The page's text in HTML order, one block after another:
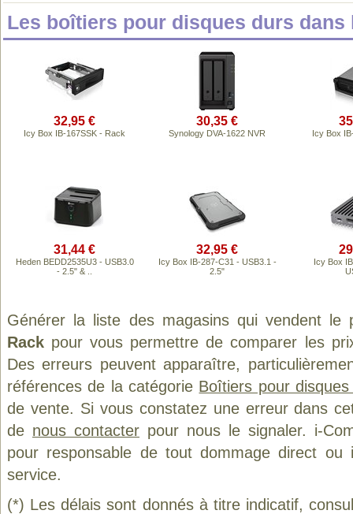
Les boîtiers pour disques durs dans
32,95 €
Icy Box IB-167SSK - Rack
30,35 €
Synology DVA-1622 NVR Icy Box
31,44 €
Heden BEDD2535U3 - USB3.0
- 2.5" & ..
32,95 €
Icy Box IB-287-C31 - USB3.1 -
2.5"
Icy Box
Générer la liste des magasins qui vendent le
Rack pour vous permettre de comparer les
Des erreurs peuvent apparaître,
références de la catégorie Boîtiers pour
de vente. Si vous constatez une erreur dans
de nous contacter pour nous le signaler. i-
pour responsable de tout dommage direct
service.
(*) Les délais sont donnés à titre indicatif,